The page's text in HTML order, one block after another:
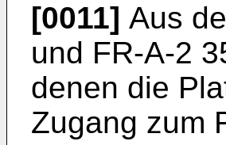
[0011] Aus
und FR-A-2
denen die
Zugang zum